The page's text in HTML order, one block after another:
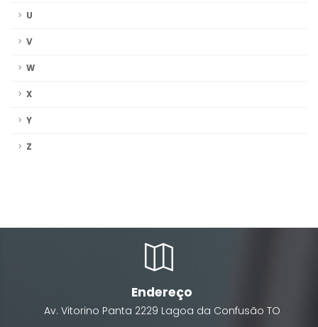
U
V
W
X
Y
Z
Endereço
Av. Vitorino Panta 2229 Lagoa da Confusão TO